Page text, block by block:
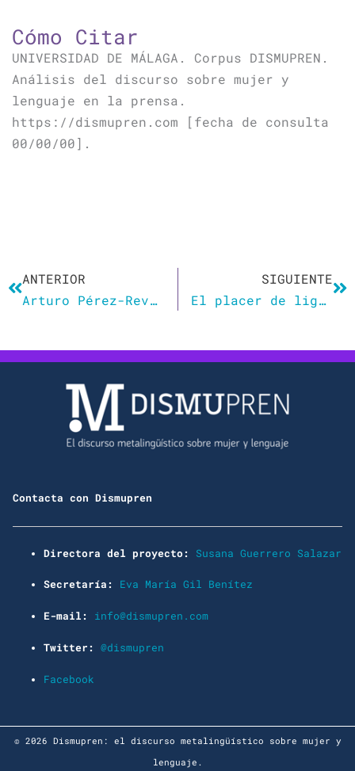
Cómo Citar
UNIVERSIDAD DE MÁLAGA. Corpus DISMUPREN.
Análisis del discurso sobre mujer y
lenguaje en la prensa.
https://dismupren.com [fecha de consulta
00/00/00].
ANTERIOR
Arturo Pérez-Reverte llama imbéciles a los apóstoles del «lenguaje sexista» de la Junta de Andalucía
SIGUIENTE
El placer de ligar o el síndrome de Tinderella
Contacta con Dismupren
Directora del proyecto: Susana Guerrero Salazar
Secretaría: Eva María Gil Benítez
E-mail: info@dismupren.com
Twitter: @dismupren
Facebook
© 2026 Dismupren: el discurso metalingüístico sobre mujer y
lenguaje.